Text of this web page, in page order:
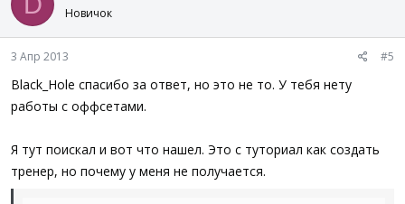
Новичок
3 Апр 2013 #5
Black_Hole спасибо за ответ, но это не то. У тебя нету
работы с оффсетами.
Я тут поискал и вот что нашел. Это с туториал как создать
тренер, но почему у меня не получается.